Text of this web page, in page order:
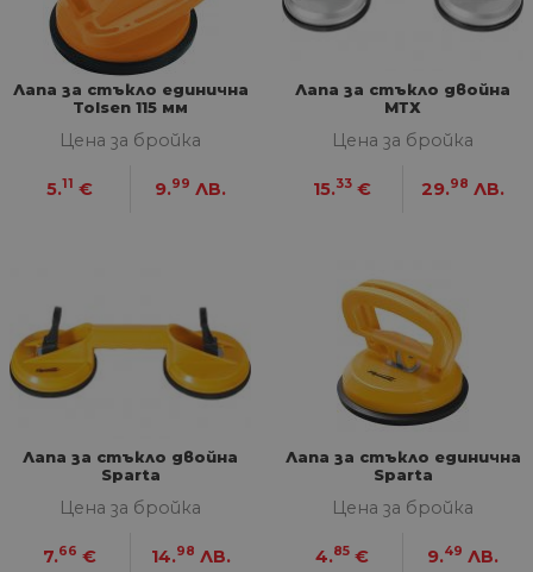
Лапа за стъкло единична
Tolsen 115 мм
Цена за бройка
5.11 € 9.99 ЛВ.
Лапа за стъкло двойна
МТХ
Цена за бройка
15.33 € 29.98 ЛВ.
Лапа за стъкло двойна
Sparta
Цена за бройка
7.66 € 14.98 ЛВ.
Лапа за стъкло единична
Sparta
Цена за бройка
4.85 € 9.49 ЛВ.